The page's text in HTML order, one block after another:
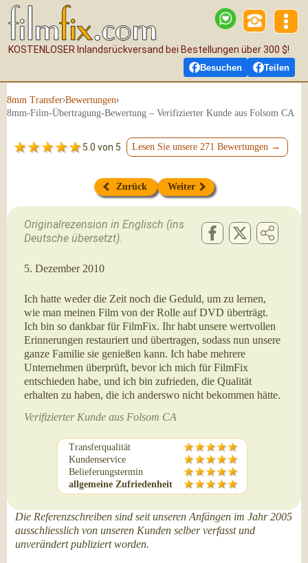
Besuchen Teilen
KOSTENLOSER Inlandsrückversand bei Bestellungen über 300 $!
8mm Transfer›Bewertungen›
8mm-Film-Übertragung-Bewertung – Verifizierter Kunde aus Folsom CA
5.0 von 5 Lesen Sie unsere 271 Bewertungen →
Zurück Weiter
Originalrezension in Englisch (ins
Deutsche übersetzt).
5. Dezember 2010
Ich hatte weder die Zeit noch die Geduld, um zu lernen,
wie man meinen Film von der Rolle auf DVD überträgt.
Ich bin so dankbar für FilmFix. Ihr habt unsere wertvollen
Erinnerungen restauriert und übertragen, sodass nun unsere
ganze Familie sie genießen kann. Ich habe mehrere
Unternehmen überprüft, bevor ich mich für FilmFix
entschieden habe, und ich bin zufrieden, die Qualität
erhalten zu haben, die ich anderswo nicht bekommen hätte.
Verifizierter Kunde aus Folsom CA
Transferqualität
Kundenservice
Belieferungstermin
allgemeine Zufriedenheit
Die Referenzschreiben sind seit unseren Anfängen im Jahr 2005
ausschliesslich von unseren Kunden selber verfasst und
unverändert publiziert worden.